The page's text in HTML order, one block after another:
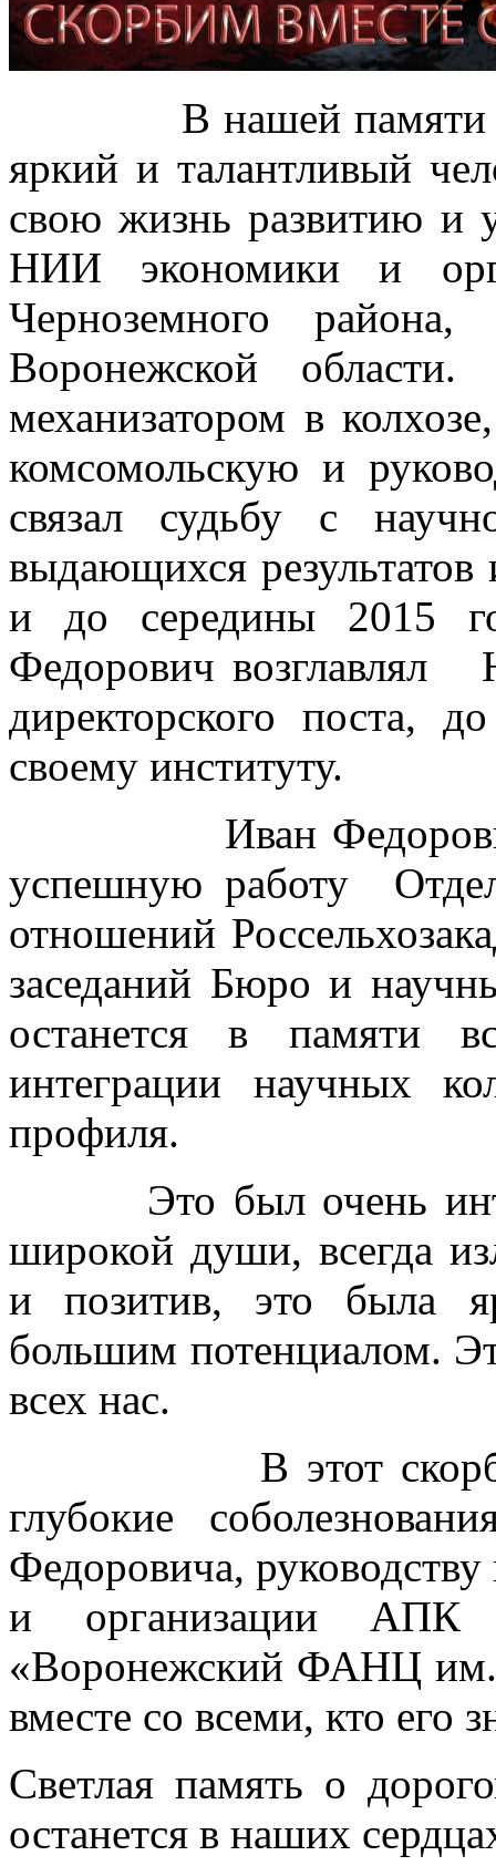
В нашей памяти
яркий и талантливый
свою жизнь развитию и
НИИ экономики и
Черноземного
Воронежской
механизатором в
комсомольскую и
связал судьбу с
выдающихся
и до середины 2015
Федорович
директорского поста,
своему институту.
Иван Федорович
успешную работу
отношений
заседаний Бюро и
останется в памяти
интеграции научных
профиля.
Это был очень
широкой души, всегда
и позитив, это была
большим потенциалом.
всех нас.
В этот скорбный
глубокие
Федоровича,
и организации
«Воронежский ФАНЦ
вместе со всеми, кто его
Светлая память о
останется в наших